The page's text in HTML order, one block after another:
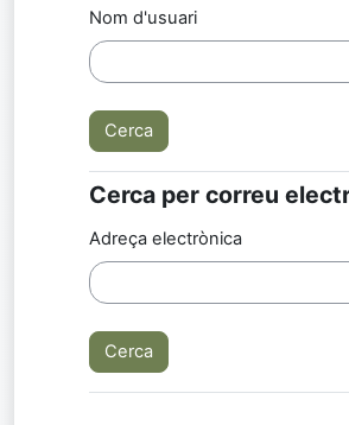
Nom d'usuari
Cerca per correu
Cerca per correu
Adreça electrònica